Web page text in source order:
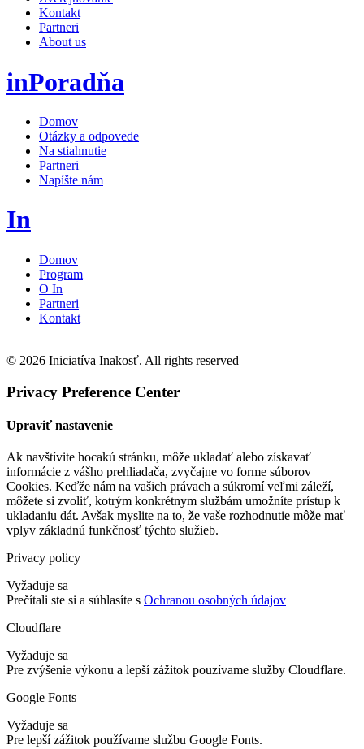
Kontakt
Partneri
About us
inPoradňa
Domov
Otázky a odpovede
Na stiahnutie
Partneri
Napíšte nám
In
Domov
Program
O In
Partneri
Kontakt
© 2026 Iniciatíva Inakosť. All rights reserved
Privacy Preference Center
Upraviť nastavenie
Ak navštívite hocakú stránku, môže ukladať alebo získavať
informácie z vášho prehliadača, zvyčajne vo forme súborov
Cookies. Keďže nám na vašich právach a súkromí veľmi záleží,
môžete si zvoliť, kotrým konkrétnym službám umožníte prístup k
ukladaniu dát. Avšak myslite na to, že vaše rozhodnutie môže mať
vplyv základnú funkčnosť týchto služieb.
Privacy policy
Vyžaduje sa
Prečítali ste si a súhlasíte s Ochranou osobných údajov
Cloudflare
Vyžaduje sa
Pre zvýšenie výkonu a lepší zážitok pouzívame služby Cloudflare.
Google Fonts
Vyžaduje sa
Pre lepší zážitok používame službu Google Fonts.